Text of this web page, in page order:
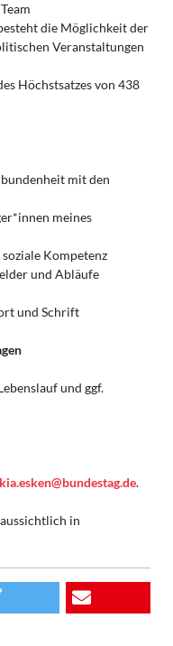
die Möglichkeit der
Veranstaltungen
Höchstsatzes von 438
mit den
meines
Kompetenz
und Abläufe
und Schrift
und ggf.
.
in